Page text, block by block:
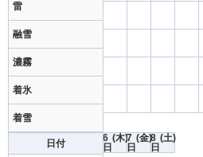
雷
融雪
濃霧
着氷
着雪
日付
6
日
(木)7
日
(金)8
日
(土)